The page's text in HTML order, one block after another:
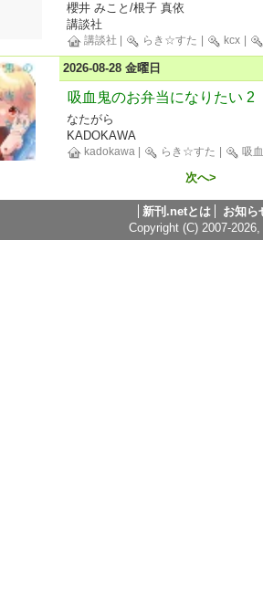
櫻井 みこと/根子 真依
講談社
講談社 らき☆すた kcx
2026-08-28 金曜日
吸血鬼のお弁当になりたい 2
なたがら
KADOKAWA
kadokawa らき☆すた 吸
次へ>
新刊.netとは
お知ら
Copyright (C) 2007-2026,